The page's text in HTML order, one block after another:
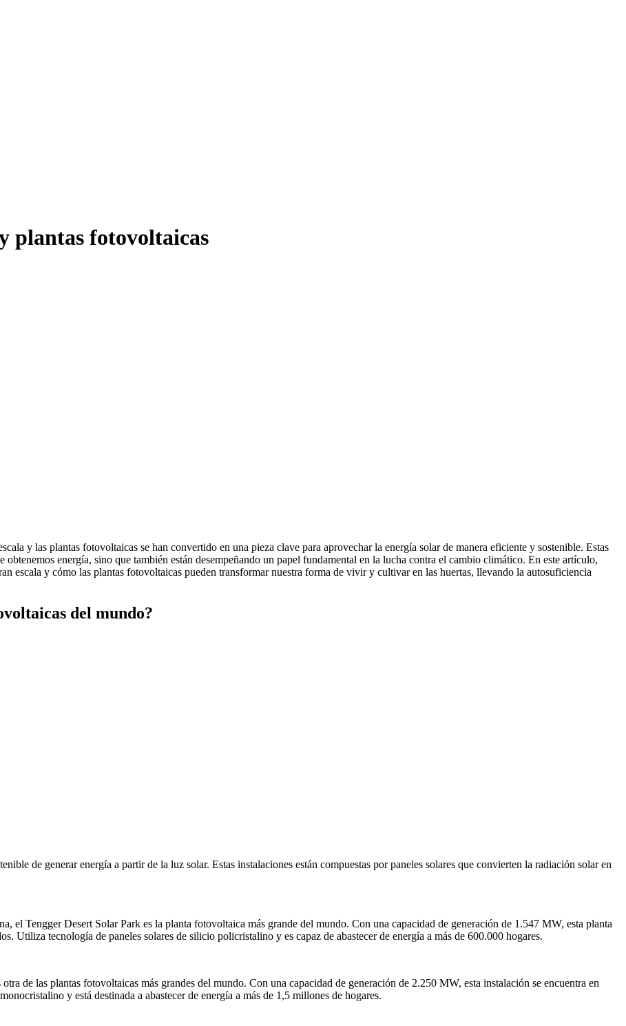
plantas fotovoltaicas
y las plantas fotovoltaicas se han convertido en una pieza clave para aprovechar la energía solar de manera eficiente y sostenible. Estas
energía, sino que también están desempeñando un papel fundamental en la lucha contra el cambio climático. En este artículo,
escala y cómo las plantas fotovoltaicas pueden transformar nuestra forma de vivir y cultivar en las huertas, llevando la autosuficiencia
del mundo?
de generar energía a partir de la luz solar. Estas instalaciones están compuestas por paneles solares que convierten la radiación solar en
Tengger Desert Solar Park es la planta fotovoltaica más grande del mundo. Con una capacidad de generación de 1.547 MW, esta planta
Utiliza tecnología de paneles solares de silicio policristalino y es capaz de abastecer de energía a más de 600.000 hogares.
de las plantas fotovoltaicas más grandes del mundo. Con una capacidad de generación de 2.250 MW, esta instalación se encuentra en
y está destinada a abastecer de energía a más de 1,5 millones de hogares.